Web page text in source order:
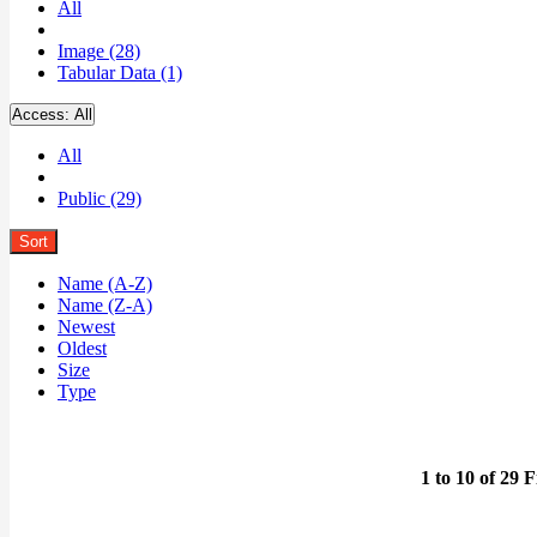
All
Image (28)
Tabular Data (1)
Access: All
All
Public (29)
Sort
Name (A-Z)
Name (Z-A)
Newest
Oldest
Size
Type
1 to 10 of 29